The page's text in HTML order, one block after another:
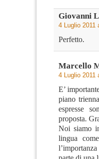
Giovanni
4 Luglio 2011
Perfetto.
Marcello
4 Luglio 2011
E’
piano
espresse
proposta.
Noi siamo
lingua